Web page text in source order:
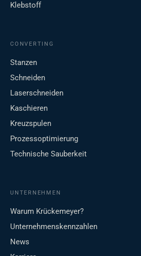
Klebstoff
CONVERTING
Stanzen
Schneiden
Laserschneiden
Kaschieren
Kreuzspulen
Prozessoptimierung
Technische Sauberkeit
UNTERNEHMEN
Warum Krückemeyer?
Unternehmenskennzahlen
News